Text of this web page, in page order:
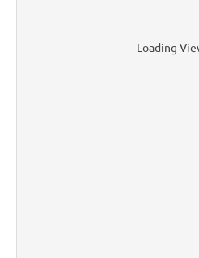
Loading